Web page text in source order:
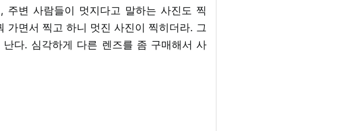
변 사람들이 멋지다고 말하는 사진도 찍
면서 찍고 하니 멋진 사진이 찍히더라. 그
다. 심각하게 다른 렌즈를 좀 구매해서 사